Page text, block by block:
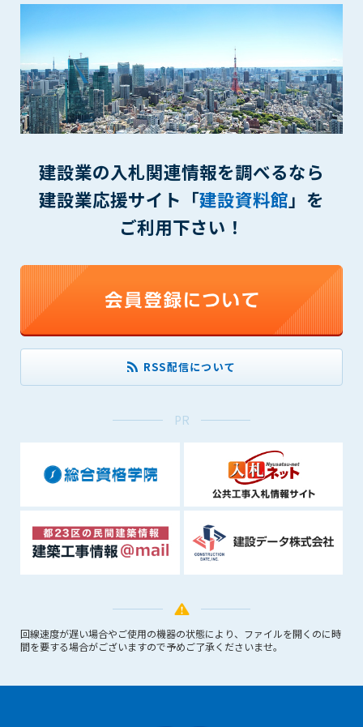
建設業の入札関連情報を調べるなら
建設業応援サイト「建設資料館」を
ご利用下さい！
RSS配信について
PR
回線速度が遅い場合やご使用の機器の状態により、ファイルを開くのに時
間を要する場合がございますので予めご了承くださいませ。
一審の専属的合意管轄裁判所とします。
第16条（本規約の効力）
1. 本規約は、管理者が会員に対してログインID・パスワードを
発行した時点より効力を生じます。
付則1
この規約は2014年9月1日から実施します。
本規約内容に同意する